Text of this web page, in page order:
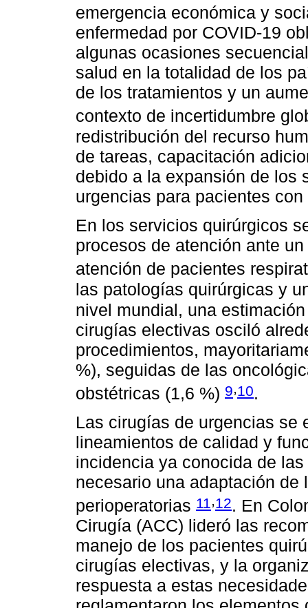
emergencia económica y
enfermedad por COVID-19
algunas ocasiones
salud en la totalidad de los
de los tratamientos y un
contexto de incertidumbre
redistribución del recurso
de tareas, capacitación
debido a la expansión de los
urgencias para pacientes con
En los servicios quirúrgicos
procesos de atención ante
atención de pacientes
las patologías quirúrgicas y
nivel mundial, una
cirugías electivas osciló
procedimientos,
%), seguidas de las
obstétricas (1,6 %) 9,10.
Las cirugías de urgencias se
lineamientos de calidad y
incidencia ya conocida de
necesario una adaptación
perioperatorias 11,12. En
Cirugía (ACC) lideró las
manejo de los pacientes
cirugías electivas, y la
respuesta a estas